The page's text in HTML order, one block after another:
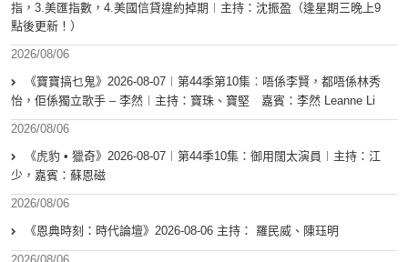
指，3.美匯指數，4.美國信貸違約掉期︱主持：沈振盈（逢星期三晚上9
點後更新！）
2026/08/06
《寶寶搞乜鬼》2026-08-07︱第44季第10集︰唔係李賢，都唔係林秀
怡，佢係獨立歌手 – 李然︱主持：寶珠、寶堅 嘉賓：李然 Leanne Li
2026/08/06
《虎豹 • 獵奇》2026-08-07︱第44季10集：御用闊太演員︱主持：江
少，嘉賓：蘇恩磁
2026/08/06
《恩典時刻：時代論壇》2026-08-06 主持： 羅民威、陳珏明